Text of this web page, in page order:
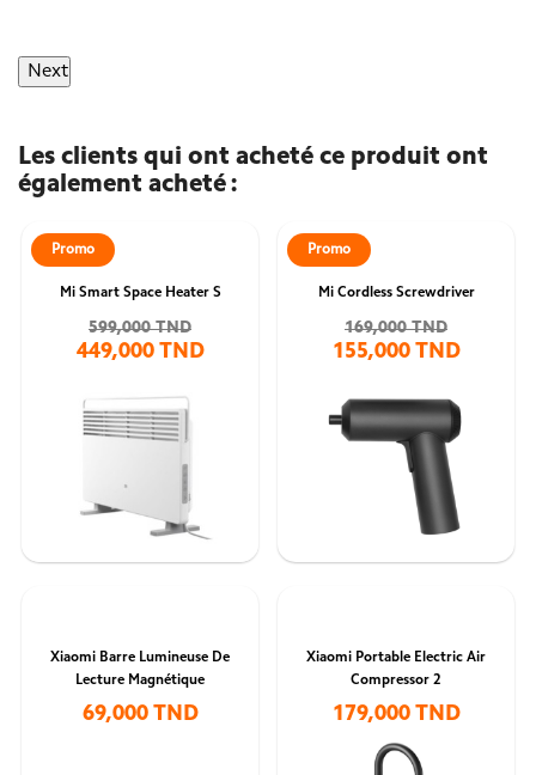
Next
Les clients qui ont acheté ce produit ont
également acheté :
Mi Smart Space Heater S
599,000 TND
449,000 TND
Promo
Mi Cordless Screwdriver
169,000 TND
155,000 TND
Promo
Xiaomi Barre Lumineuse De
Lecture Magnétique
69,000 TND
Xiaomi Portable Electric Air
Compressor 2
179,000 TND